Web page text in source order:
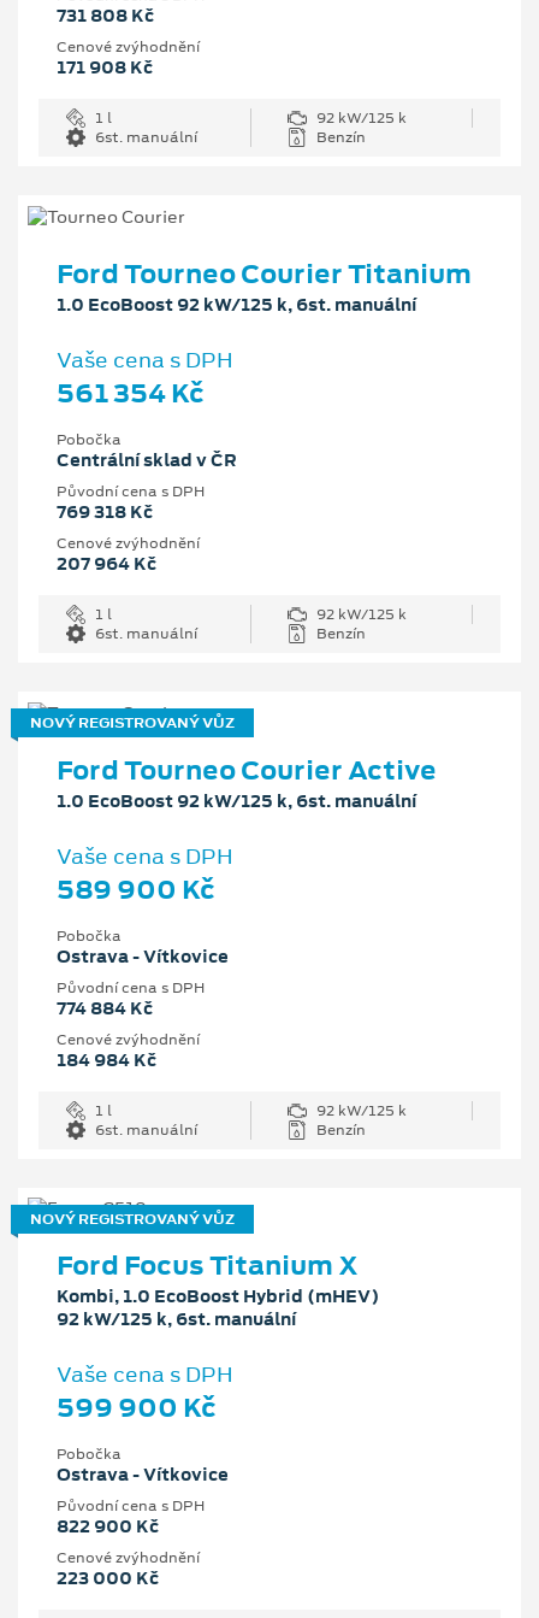
731 808 Kč
Cenové zvýhodnění
171 908 Kč
1 l
92 kW/125 k
6st. manuální
Benzín
Ford Tourneo Courier Titanium
1.0 EcoBoost 92 kW/125 k, 6st. manuální
Vaše cena s DPH
561 354 Kč
Pobočka
Centrální sklad v ČR
Původní cena s DPH
769 318 Kč
Cenové zvýhodnění
207 964 Kč
1 l
92 kW/125 k
6st. manuální
Benzín
NOVÝ REGISTROVANÝ VŮZ
Ford Tourneo Courier Active
1.0 EcoBoost 92 kW/125 k, 6st. manuální
Vaše cena s DPH
589 900 Kč
Pobočka
Ostrava - Vítkovice
Původní cena s DPH
774 884 Kč
Cenové zvýhodnění
184 984 Kč
1 l
92 kW/125 k
6st. manuální
Benzín
NOVÝ REGISTROVANÝ VŮZ
Ford Focus Titanium X
Kombi, 1.0 EcoBoost Hybrid (mHEV)
92 kW/125 k, 6st. manuální
Vaše cena s DPH
599 900 Kč
Pobočka
Ostrava - Vítkovice
Původní cena s DPH
822 900 Kč
Cenové zvýhodnění
223 000 Kč